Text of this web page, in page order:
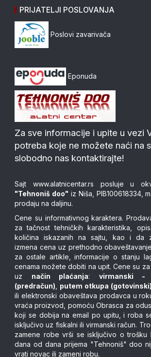
PRIJATELJI POSLOVANJA
Poslovi zavarivača
Eponuda
Za sve informacije i upite u vezi
potreba koje ne možete naći na
slobodno nas kontaktirajte!
Sajt www.alatnicentar.rs posluje u
"Tehnoniš doo" iz Niša, PIB100618334,
prodaju na daljinu.
Cene su informativnog karaktera.
za tačnost tehničkih karakteristika,
količina iskazanih na sajtu, kao i da
izmena cena uz prethodno
za ostale artikle, informacije o stanju
cenama možete dobiti na upit. Cene su za
uz način plaćanja: virmanski -
(predračun)
putem otkupa (gotovinski)
ili elektronski obaveštava prodavca u
vraća proizvod, pomoću Obrasca za
koji se dobija na email po upitu, i roba
isključivo uz fiskalni ili virmanski račun.
zamene robe vrši se isključivo o trošku
dana od dana prijema "Tehnoniš" doo
vrati novac ili zameni robu.